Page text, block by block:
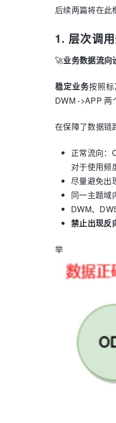
后续两篇将在此
1. 层次调
🚀业务数据流向
稳定业务按照
DWM ->APP 两
在保障了数据链
正常流向：
对于使用频
尽量避免出
同一主题域
DWM、
禁止出现反